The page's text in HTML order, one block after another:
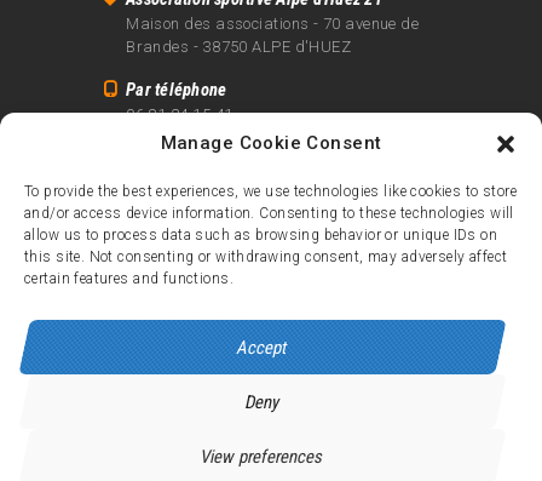
Manage Cookie Consent
To provide the best experiences, we use technologies like cookies to store
and/or access device information. Consenting to these technologies will
allow us to process data such as browsing behavior or unique IDs on
this site. Not consenting or withdrawing consent, may adversely affect
certain features and functions.
Accept
Deny
View preferences
Maison des associations - 70 avenue de
Brandes - 38750 ALPE d'HUEZ
Par téléphone
06 81 24 15 41
info@alpe21.fr
Mentions légales
Contact
crédits